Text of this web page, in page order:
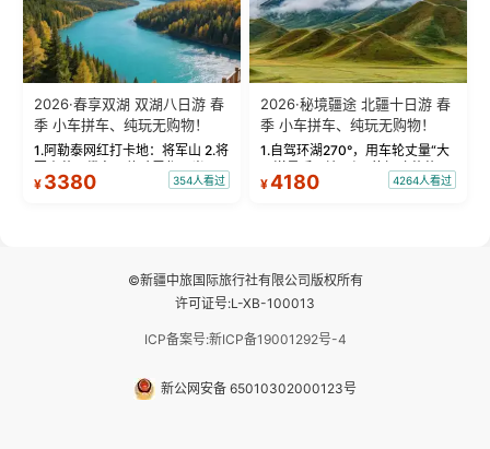
2026·春享双湖 双湖八日游 春
季 小车拼车、纯玩无购物！
1.阿勒泰网红打卡地：将军山 2.将
军山落日缆车，体验雪都风光 3.
将军山，夕阳派对，蹦迪party 4.
¥ 3380 354人看过
2026·秘境疆途 北疆十日游 春
季 小车拼车、纯玩无购物！
1.自驾环湖270°，用车轮丈量“大
西洋最后一滴眼泪”的极致蔚蓝，
让雪山、花海与深邃湖水在转弯
¥4180 4264人看过
©新疆中旅国际旅行社有限公司版权所有
许可证号:L-XB-100013
ICP备案号:新ICP备19001292号-4
新公网安备 65010302000123号